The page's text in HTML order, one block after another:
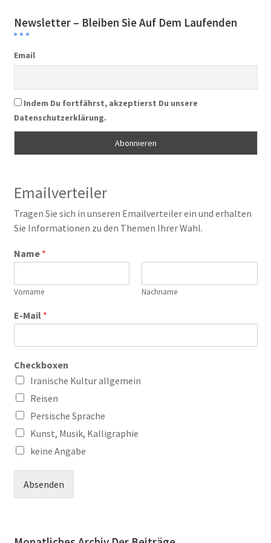
Newsletter – Bleiben Sie Auf Dem Laufenden
Email
Indem Du fortfährst, akzeptierst Du unsere
Datenschutzerklärung.
Emailverteiler
Tragen Sie sich in unseren Emailverteiler ein und erhalten
Sie Informationen zu den Themen Ihrer Wahl.
Name *
Vorname Nachname
E-Mail *
Checkboxen
Iranische Kultur allgemein
Reisen
Persische Sprache
Kunst, Musik, Kalligraphie
keine Angabe
Absenden